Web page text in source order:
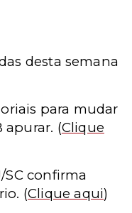
desta semana
para mudar
apurar. (Clique
SC confirma
(Clique aqui)